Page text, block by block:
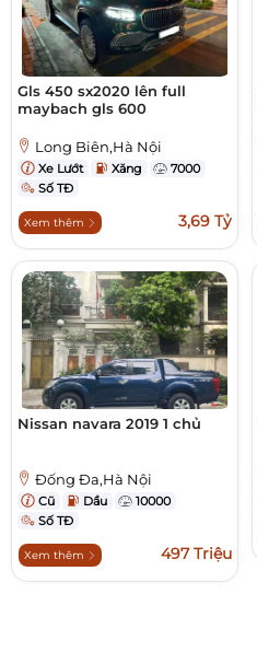
Gls 450 sx2020 lên full
maybach gls 600
Long Biên,Hà Nội
Xe Lướt Xăng
7000
Số TĐ
Xem thêm 3,69 Tỷ
Nissan navara 2019 1 chủ
Đống Đa,Hà Nội
Cũ Dầu
10000
Số TĐ
Xem thêm 497 Triệu